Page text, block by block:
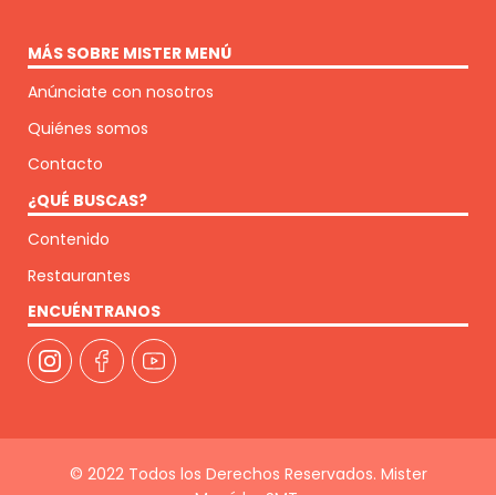
MÁS SOBRE MISTER MENÚ
Anúnciate con nosotros
Quiénes somos
Contacto
¿QUÉ BUSCAS?
Contenido
Restaurantes
ENCUÉNTRANOS
© 2022 Todos los Derechos Reservados. Mister